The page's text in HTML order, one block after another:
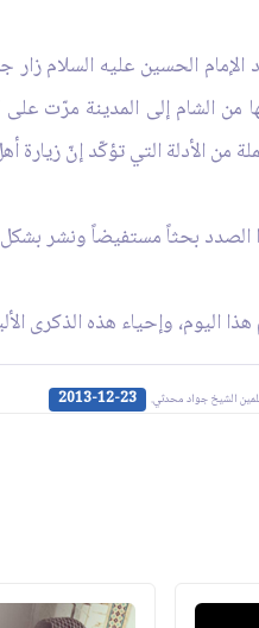
الإمام الحسين عليه السلام
من الشام إلى المدينة مرّت
الأدلة التي تؤكّد إنّ زيارة
بحثاً مستفيضاً ونشر
اليوم، وإحياء هذه الذكرى
الشيخ جواد محدثي. 2013-12-23